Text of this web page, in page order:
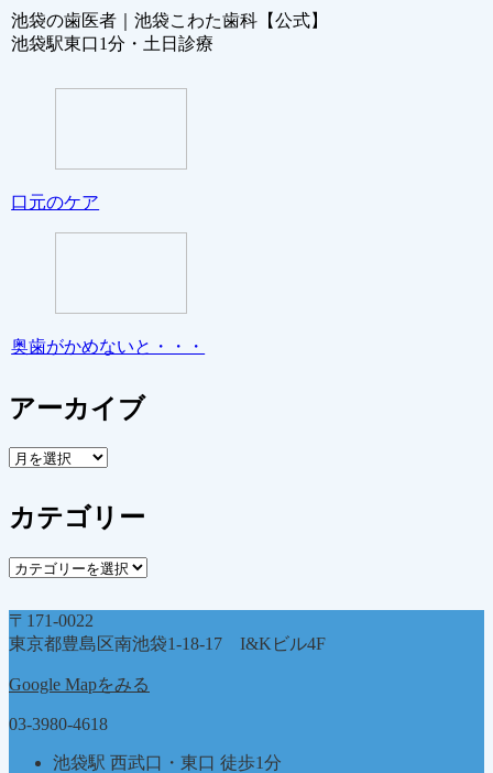
池袋の歯医者｜池袋こわた歯科【公式】
池袋駅東口1分・土日診療
口元のケア
奥歯がかめないと・・・
アーカイブ
ア
カ
イ
カテゴリー
カ
ゴ
リ
〒171-0022
東京都豊島区南池袋1-18-17 I&Kビル4F
Google Mapをみる
03-3980-4618
池袋駅 西武口・東口 徒歩1分